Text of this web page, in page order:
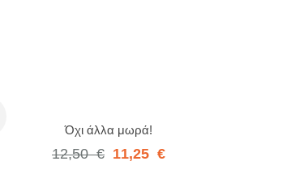
Όχι άλλα μωρά!
12,50 € 11,25 €